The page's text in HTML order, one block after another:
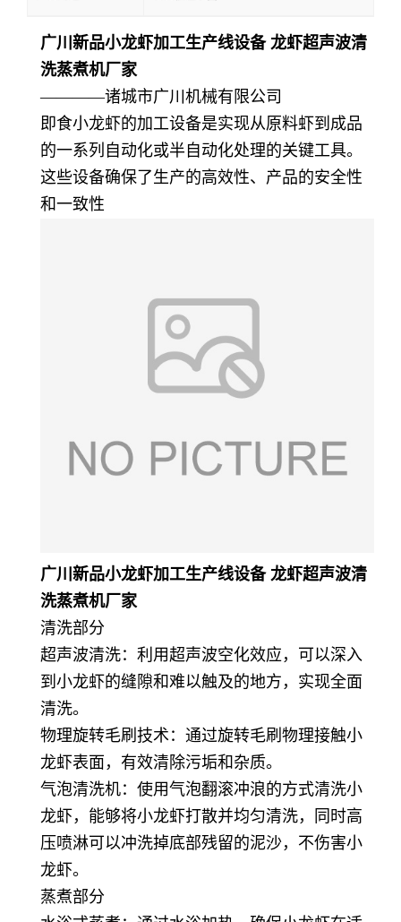
广川新品小龙虾加工生产线设备 龙虾超声波清
洗蒸煮机厂家
————诸城市广川机械有限公司
即食小龙虾的加工设备是实现从原料虾到成品
的一系列自动化或半自动化处理的关键工具。
这些设备确保了生产的高效性、产品的安全性
和一致性
广川新品小龙虾加工生产线设备 龙虾超声波清
洗蒸煮机厂家
清洗部分
超声波清洗：利用超声波空化效应，可以深入
到小龙虾的缝隙和难以触及的地方，实现全面
清洗。
物理旋转毛刷技术：通过旋转毛刷物理接触小
龙虾表面，有效清除污垢和杂质。
气泡清洗机：使用气泡翻滚冲浪的方式清洗小
龙虾，能够将小龙虾打散并均匀清洗，同时高
压喷淋可以冲洗掉底部残留的泥沙，不伤害小
龙虾。
蒸煮部分